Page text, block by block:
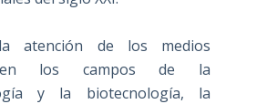
atención de los medios
en los campos de la
y la biotecnología, la